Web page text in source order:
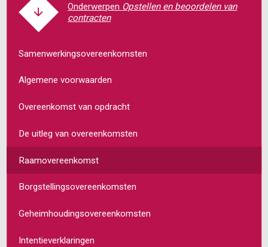
Opstellen en beoordelen van
contracten
Samenwerkingsovereenkomsten
Algemene voorwaarden
Overeenkomst van opdracht
De uitleg van overeenkomsten
Raamovereenkomst
Borgstellingsovereenkomsten
Geheimhoudingsovereenkomsten
Intentieverklaringen